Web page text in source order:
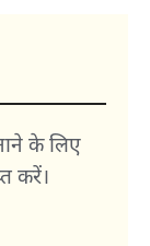
के लिए
करें।